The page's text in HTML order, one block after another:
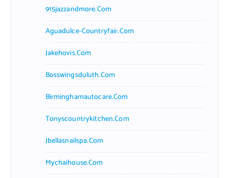
915jazzandmore.com
Aguadulce-Countryfair.com
Jakehovis.com
Bosswingsduluth.com
Birminghamautocare.com
Tonyscountrykitchen.com
Jbellasnailspa.com
Mychaihouse.com